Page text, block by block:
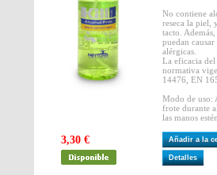
No contiene
reseca la piel,
tacto.
puedan
alérgicas.
La eficacia
normativa
14476, EN
Modo de uso:
frote durante
las manos
3,30 € Añadir a la
Detalles